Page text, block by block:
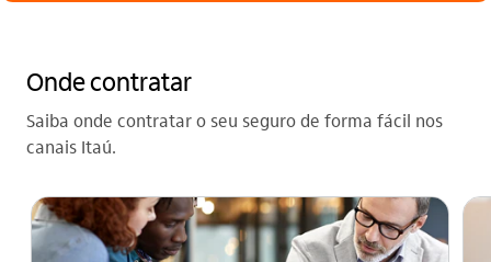
Onde contratar
Saiba onde contratar o seu seguro de forma fácil nos
canais Itaú.